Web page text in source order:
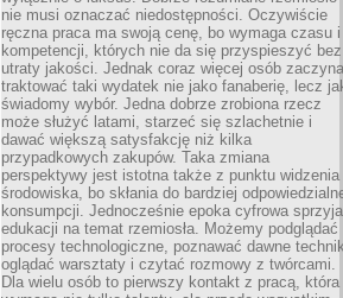
nie musi oznaczać niedostępności. Oczywiście
ręczna praca ma swoją cenę, bo wymaga czasu i
kompetencji, których nie da się przyspieszyć bez
utraty jakości. Jednak coraz więcej osób zaczyna
traktować taki wydatek nie jako fanaberię, lecz
świadomy wybór. Jedna dobrze zrobiona rzecz
może służyć latami, starzeć się szlachetnie i
dawać większą satysfakcję niż kilka
przypadkowych zakupów. Taka zmiana
perspektywy jest istotna także z punktu widzenia
środowiska, bo skłania do bardziej
konsumpcji. Jednocześnie epoka cyfrowa sprzyja
edukacji na temat rzemiosła. Możemy podglądać
procesy technologiczne, poznawać dawne
oglądać warsztaty i czytać rozmowy z twórcami.
Dla wielu osób to pierwszy kontakt z pracą, która